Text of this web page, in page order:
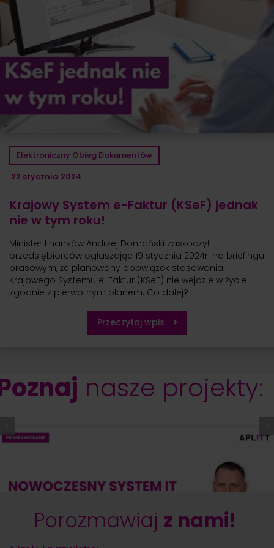
Elektroniczny Obieg Dokumentów
22 stycznia 2024
Krajowy System e-Faktur (KSeF) jednak
nie w tym roku!
Minister finansów Andrzej Domański zaskoczył
przedsiębiorców ogłaszając 19 stycznia 2024r. na briefingu
prasowym, że planowany obowiązek stosowania
Krajowego Systemu e-Faktur (KSeF) nie wejdzie w życie
zgodnie z pierwotnym planem. Co dalej?
Przeczytaj wpis
nasze projekty:
Porozmawiaj z nami!